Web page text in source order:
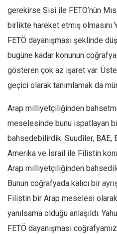
gerekirse Sisi ile FETÖ’nün
birlikte hareket etmiş olmasını
FETÖ dayanışması şeklinde
bugüne kadar konunun coğrafya
gösteren çok az işaret var.
geçici olarak tanımlamak da
Arap milliyetçiliğinden
meselesinde bunu ispatlayan
bahsedebilirdik. Suudîler, BAE,
Amerika ve İsrail ile Filistin
Arap milliyetçiliğinden
Bunun coğrafyada kalıcı bir
Filistin bir Arap meselesi
yanılsama olduğu anlaşıldı.
FETÖ dayanışması